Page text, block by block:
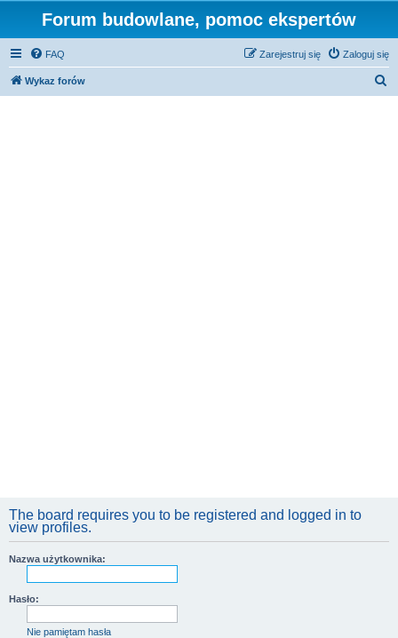
Forum budowlane, pomoc ekspertów
FAQ Zaloguj się
Zarejestruj się
Wykaz forów
The board requires you to be registered and logged in to
view profiles.
Nazwa użytkownika:
Hasło:
Nie pamiętam hasła